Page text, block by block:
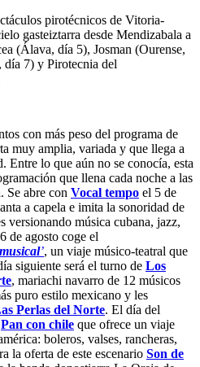
pirotécnicos de Vitoria-
gasteiztarra desde Mendizabala a
(Álava, día 5), Josman (Ourense,
día 7) y Pirotecnia del
con más peso del programa de
muy amplia, variada y que llega a
Entre lo que aún no se conocía, esta
que llena cada noche a las
Se abre con Vocal tempo el 5 de
a capela e imita la sonoridad de
versionando música cubana, jazz,
de agosto coge el
’, un viaje músico-teatral que
siguiente será el turno de Los
, mariachi navarro de 12 músicos
puro estilo mexicano y les
Perlas del Norte. El día del
Pan con chile que ofrece un viaje
boleros, valses, rancheras,
la oferta de este escenario Son de